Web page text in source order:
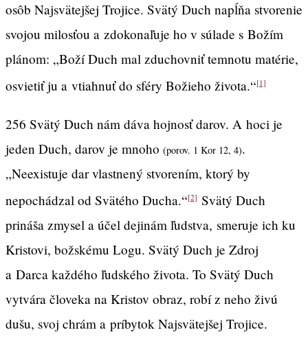
osôb Najsvätejšej Trojice. Svätý Duch napĺňa stvorenie
svojou milosťou a zdokonaľuje ho v súlade s Božím
plánom: „Boží Duch mal zduchovniť temnotu matérie,
osvietiť ju a vtiahnuť do sféry Božieho života.“[1]
256 Svätý Duch nám dáva hojnosť darov. A hoci je
jeden Duch, darov je mnoho (porov. 1 Kor 12, 4).
„Neexistuje dar vlastnený stvorením, ktorý by
nepochádzal od Svätého Ducha.“[2] Svätý Duch
prináša zmysel a účel dejinám ľudstva, smeruje ich ku
Kristovi, božskému Logu. Svätý Duch je Zdroj
a Darca každého ľudského života. To Svätý Duch
vytvára človeka na Kristov obraz, robí z neho živú
dušu, svoj chrám a príbytok Najsvätejšej Trojice.